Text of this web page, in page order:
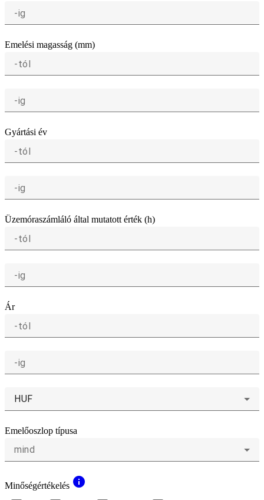
-ig
Emelési magasság (mm)
-tól
-ig
Gyártási év
-tól
-ig
Üzemóraszámláló által mutatott érték (h)
-tól
-ig
Ár
-tól
-ig
HUF
Emelőoszlop típusa
mind
Minőségértékelés info